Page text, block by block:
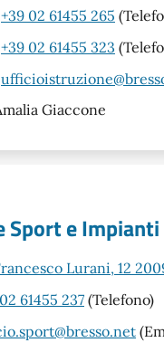
+39 02 61455 265
+39 02 61455 323
Giaccone
Sport e
Lurani, 12
61455 237 (Telefono)